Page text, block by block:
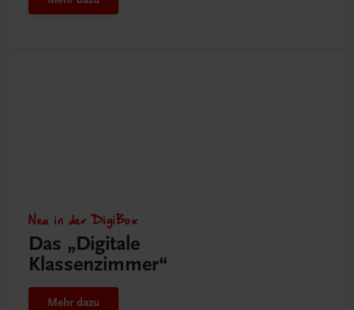
Neu in der DigiBox
Das „Digitale
Klassenzimmer“
Mehr dazu